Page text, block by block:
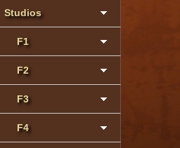
Studios
F1
F2
F3
F4